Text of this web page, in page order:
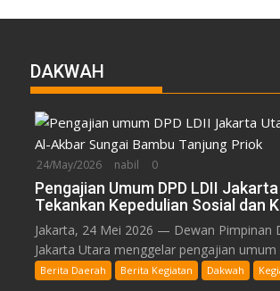
DAKWAH
24/May/2026 nabil 0
Pengajian Umum DPD LDII
Tekankan Kepedulian Sosial dan
Jakarta, 24 Mei 2026 — Dewan Pimpinan
Jakarta Utara menggelar pengajian umum
Berita Daerah Berita Kegiatan Dakwah